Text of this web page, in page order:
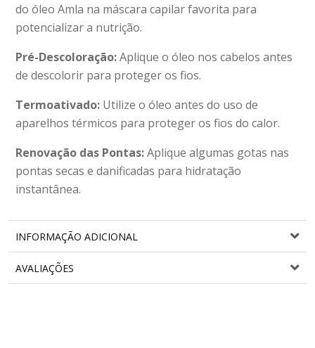
do óleo Amla na máscara capilar favorita para
potencializar a nutrição.
Pré-Descoloração:Aplique o óleo nos cabelos antes
de descolorir para proteger os fios.
Termoativado: Utilize o óleo antes do uso de
aparelhos térmicos para proteger os fios do calor.
Renovação das Pontas:Aplique algumas gotas nas
pontas secas e danificadas para hidratação
instantânea.
INFORMAÇÃO ADICIONAL
AVALIAÇÕES